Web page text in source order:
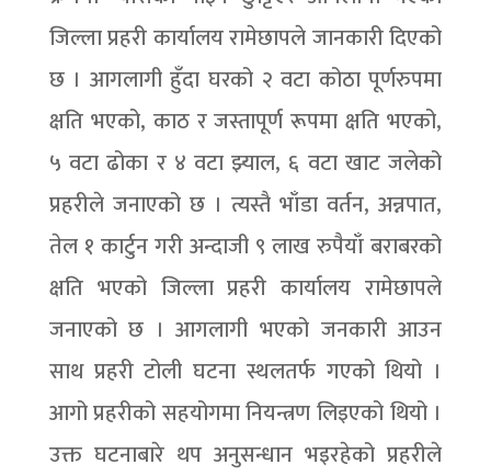
जिल्ला प्रहरी कार्यालय रामेछापले जानकारी दिएको
छ । आगलागी हुँदा घरको २ वटा कोठा पूर्णरुपमा
क्षति भएको, काठ र जस्तापूर्ण रूपमा क्षति भएको,
५ वटा ढोका र ४ वटा झ्याल, ६ वटा खाट जलेको
प्रहरीले जनाएको छ । त्यस्तै भाँडा वर्तन, अन्नपात,
तेल १ कार्टुन गरी अन्दाजी ९ लाख रुपैयाँ बराबरको
क्षति भएको जिल्ला प्रहरी कार्यालय रामेछापले
जनाएको छ । आगलागी भएको जनकारी आउन
साथ प्रहरी टोली घटना स्थलतर्फ गएको थियो ।
आगो प्रहरीको सहयोगमा नियन्त्रण लिइएको थियो ।
उक्त घटनाबारे थप अनुसन्धान भइरहेको प्रहरीले